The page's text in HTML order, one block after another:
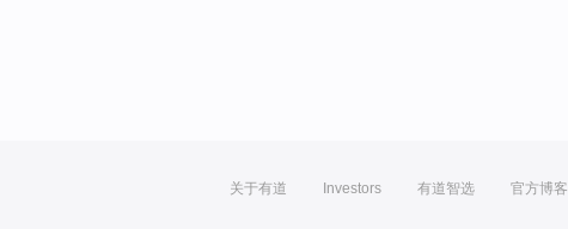
关于有道 Investors 有道智选 官方博客